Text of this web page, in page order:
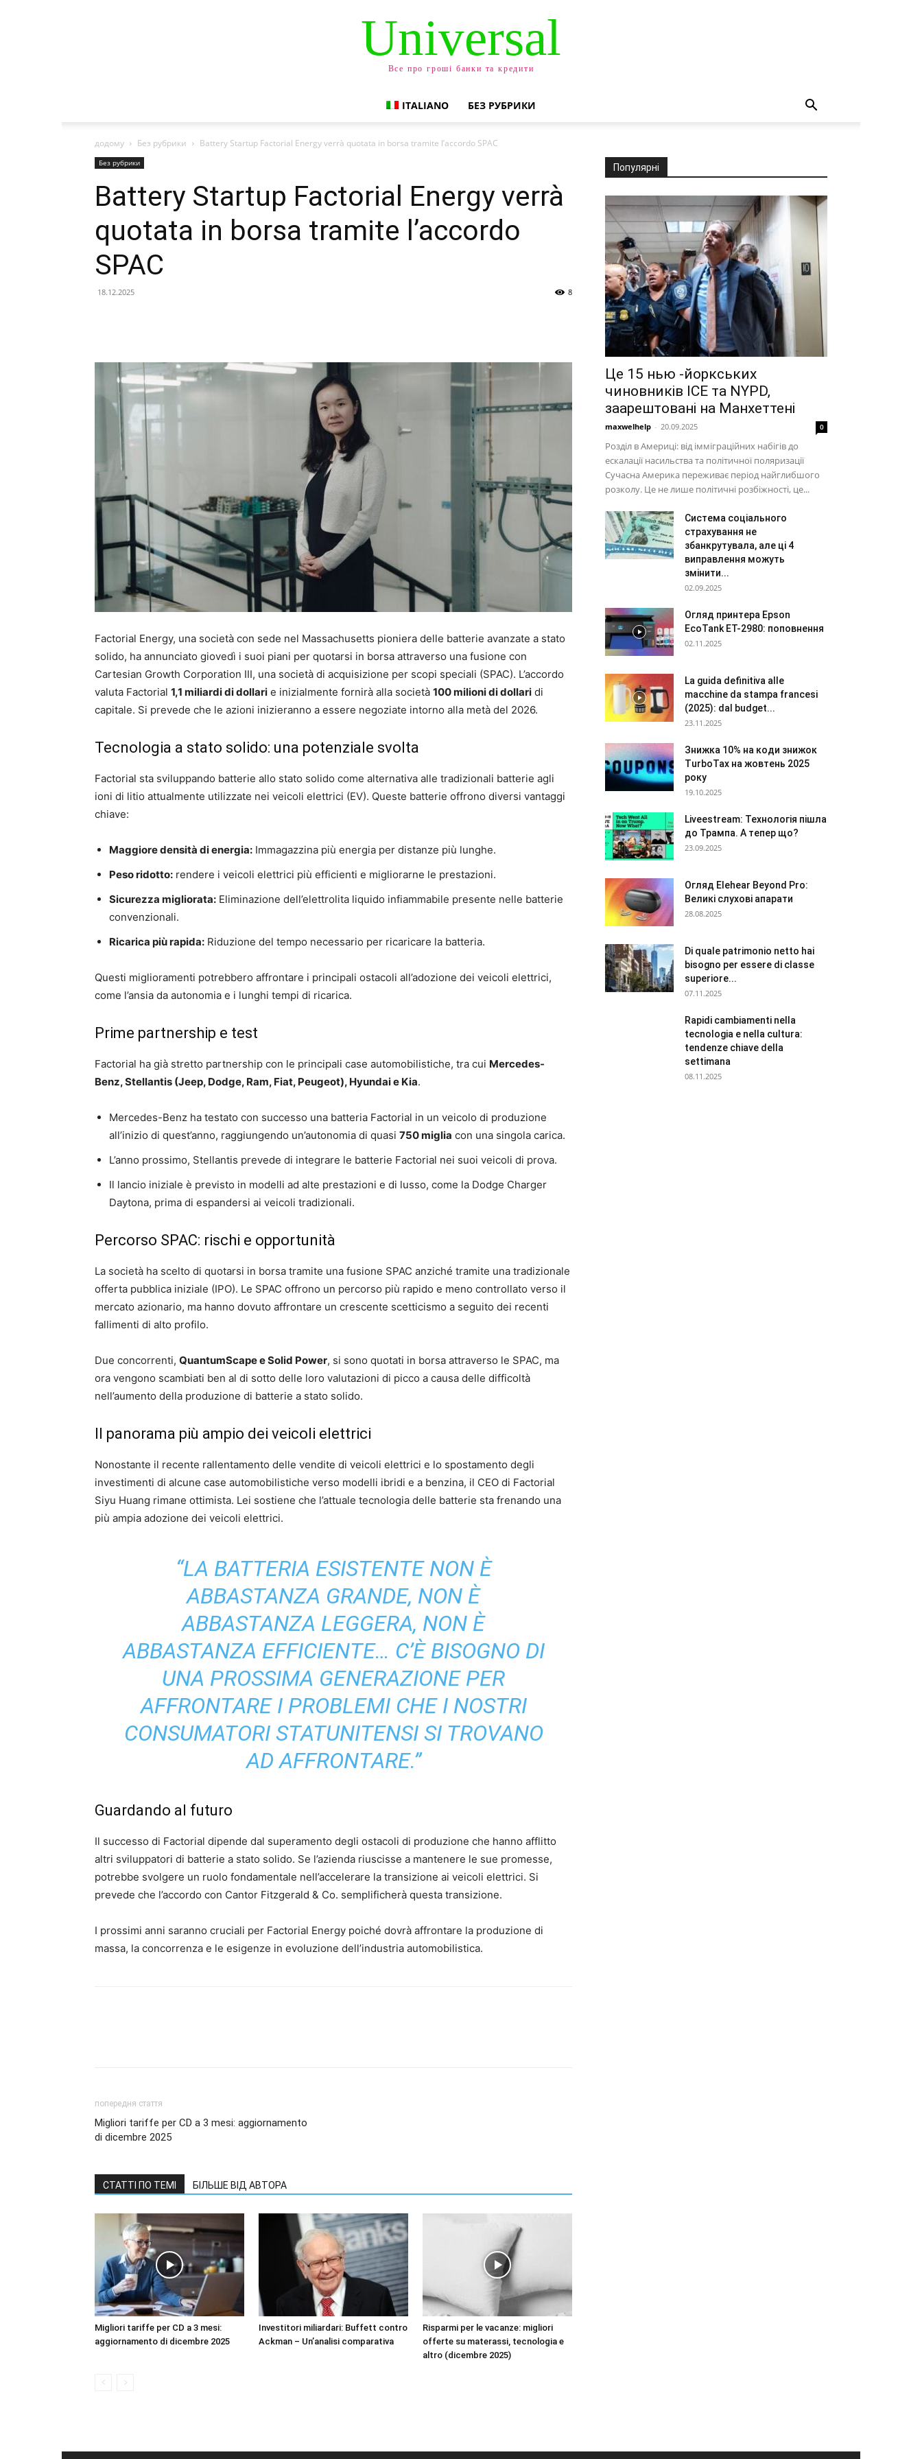
Universal
Все про гроші банки та кредити
ITALIANO БЕЗ РУБРИКИ
додому Без рубрики Battery Startup Factorial Energy verrà quotata in borsa tramite l’accordo SPAC
Без рубрики
Battery Startup Factorial Energy verrà
quotata in borsa tramite l’accordo
SPAC
18.12.2025 8
Factorial Energy, una società con sede nel Massachusetts pioniera delle batterie avanzate a stato
solido, ha annunciato giovedì i suoi piani per quotarsi in borsa attraverso una fusione con
Cartesian Growth Corporation III, una società di acquisizione per scopi speciali (SPAC). L’accordo
valuta Factorial 1,1 miliardi di dollari e inizialmente fornirà alla società 100 milioni di dollari di
capitale. Si prevede che le azioni inizieranno a essere negoziate intorno alla metà del 2026.
Tecnologia a stato solido: una potenziale svolta
Factorial sta sviluppando batterie allo stato solido come alternativa alle tradizionali batterie agli
ioni di litio attualmente utilizzate nei veicoli elettrici (EV). Queste batterie offrono diversi vantaggi
chiave:
Maggiore densità di energia: Immagazzina più energia per distanze più lunghe.
Peso ridotto: rendere i veicoli elettrici più efficienti e migliorarne le prestazioni.
Sicurezza migliorata: Eliminazione dell’elettrolita liquido infiammabile presente nelle batterie
convenzionali.
Ricarica più rapida: Riduzione del tempo necessario per ricaricare la batteria.
Questi miglioramenti potrebbero affrontare i principali ostacoli all’adozione dei veicoli elettrici,
come l’ansia da autonomia e i lunghi tempi di ricarica.
Prime partnership e test
Factorial ha già stretto partnership con le principali case automobilistiche, tra cui Mercedes-
Benz, Stellantis (Jeep, Dodge, Ram, Fiat, Peugeot), Hyundai e Kia.
Mercedes-Benz ha testato con successo una batteria Factorial in un veicolo di produzione
all’inizio di quest’anno, raggiungendo un’autonomia di quasi 750 miglia con una singola carica.
L’anno prossimo, Stellantis prevede di integrare le batterie Factorial nei suoi veicoli di prova.
Il lancio iniziale è previsto in modelli ad alte prestazioni e di lusso, come la Dodge Charger
Daytona, prima di espandersi ai veicoli tradizionali.
Percorso SPAC: rischi e opportunità
La società ha scelto di quotarsi in borsa tramite una fusione SPAC anziché tramite una tradizionale
offerta pubblica iniziale (IPO). Le SPAC offrono un percorso più rapido e meno controllato verso il
mercato azionario, ma hanno dovuto affrontare un crescente scetticismo a seguito dei recenti
fallimenti di alto profilo.
Due concorrenti, QuantumScape e Solid Power, si sono quotati in borsa attraverso le SPAC, ma
ora vengono scambiati ben al di sotto delle loro valutazioni di picco a causa delle difficoltà
nell’aumento della produzione di batterie a stato solido.
Il panorama più ampio dei veicoli elettrici
Nonostante il recente rallentamento delle vendite di veicoli elettrici e lo spostamento degli
investimenti di alcune case automobilistiche verso modelli ibridi e a benzina, il CEO di Factorial
Siyu Huang rimane ottimista. Lei sostiene che l’attuale tecnologia delle batterie sta frenando una
più ampia adozione dei veicoli elettrici.
“LA BATTERIA ESISTENTE NON È
ABBASTANZA GRANDE, NON È
ABBASTANZA LEGGERA, NON È
ABBASTANZA EFFICIENTE… C’È BISOGNO DI
UNA PROSSIMA GENERAZIONE PER
AFFRONTARE I PROBLEMI CHE I NOSTRI
CONSUMATORI STATUNITENSI SI TROVANO
AD AFFRONTARE.”
Guardando al futuro
Il successo di Factorial dipende dal superamento degli ostacoli di produzione che hanno afflitto
altri sviluppatori di batterie a stato solido. Se l’azienda riuscisse a mantenere le sue promesse,
potrebbe svolgere un ruolo fondamentale nell’accelerare la transizione ai veicoli elettrici. Si
prevede che l’accordo con Cantor Fitzgerald & Co. semplificherà questa transizione.
I prossimi anni saranno cruciali per Factorial Energy poiché dovrà affrontare la produzione di
massa, la concorrenza e le esigenze in evoluzione dell’industria automobilistica.
попередня стаття
Migliori tariffe per CD a 3 mesi: aggiornamento
di dicembre 2025
СТАТТІ ПО ТЕМІ БІЛЬШЕ ВІД АВТОРА
Migliori tariffe per CD a 3 mesi:
aggiornamento di dicembre 2025
Investitori miliardari: Buffett contro
Ackman – Un’analisi comparativa
Risparmi per le vacanze: migliori
offerte su materassi, tecnologia e
altro (dicembre 2025)
Популярні
Це 15 нью -йоркських
чиновників ICE та NYPD,
заарештовані на Манхеттені
maxwelhelp - 20.09.2025 0
Розділ в Америці: від імміграційних набігів до
ескалації насильства та політичної поляризації
Сучасна Америка переживає період найглибшого
розколу. Це не лише політичні розбіжності, це...
Система соціального
страхування не
збанкрутувала, але ці 4
виправлення можуть
змінити...
02.09.2025
Огляд принтера Epson
EcoTank ET-2980: поповнення
02.11.2025
La guida definitiva alle
macchine da stampa francesi
(2025): dal budget...
23.11.2025
Знижка 10% на коди знижок
TurboTax на жовтень 2025
року
19.10.2025
Liveestream: Технологія пішла
до Трампа. А тепер що?
23.09.2025
Огляд Elehear Beyond Pro:
Великі слухові апарати
28.08.2025
Di quale patrimonio netto hai
bisogno per essere di classe
superiore...
07.11.2025
Rapidi cambiamenti nella
tecnologia e nella cultura:
tendenze chiave della
settimana
08.11.2025